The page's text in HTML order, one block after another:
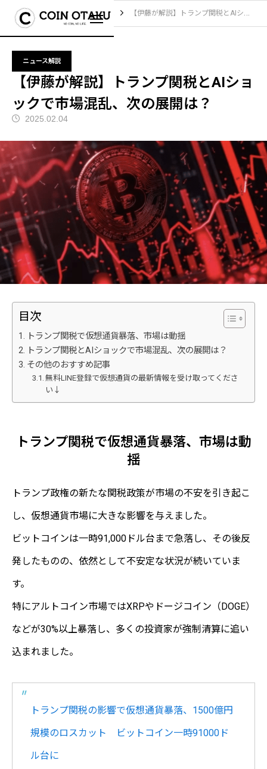
ブログ ニュース解説 【伊藤が解説】トランプ関税とAIショックで市場混乱、次の展開は？
ニュース解説
【伊藤が解説】トランプ関税とAIショ
ックで市場混乱、次の展開は？
2025.02.04
目次
トランプ関税で仮想通貨暴落、市場は動揺
トランプ関税とAIショックで市場混乱、次の展開は？
その他のおすすめ記事
無料LINE登録で仮想通貨の最新情報を受け取ってくださ
い↓
トランプ関税で仮想通貨暴落、市場は動
揺
トランプ政権の新たな関税政策が市場の不安を引き起こ
し、仮想通貨市場に大きな影響を与えました。
ビットコインは一時91,000ドル台まで急落し、その後反
発したものの、依然として不安定な状況が続いていま
す。
特にアルトコイン市場ではXRPやドージコイン（DOGE）
などが30%以上暴落し、多くの投資家が強制清算に追い
込まれました。
トランプ関税の影響で仮想通貨暴落、1500億円
規模のロスカット ビットコイン一時91000ド
ル台に